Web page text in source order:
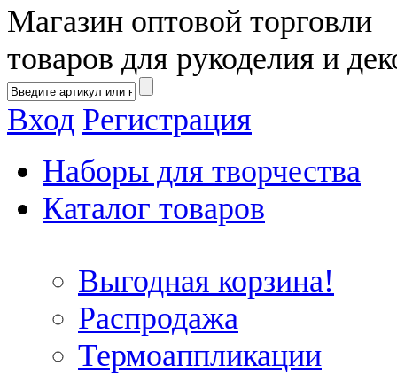
Магазин оптовой торговли
товаров для рукоделия и
Вход Регистрация
Наборы для творчества
Каталог товаров
Выгодная корзина!
Распродажа
Термоаппликации